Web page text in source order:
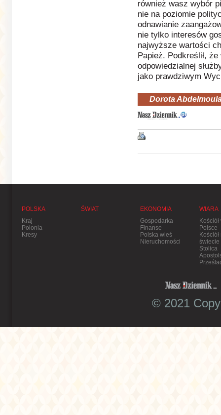
również wasz wybór
nie na poziomie
odnawianie
nie tylko interesów
najwyższe wartości
Papież. Podkreślił,
odpowiedzialnej
jako prawdziwym
Dorota
POLSKA
Kraj
Polonia
Kresy
ŚWIAT
EKONOMIA
Gospodarka
Finanse
Polska wieś
Nieruchomości
WIARA
Kościół
Polsce
Kościół
świecie
Stolica
© 2021